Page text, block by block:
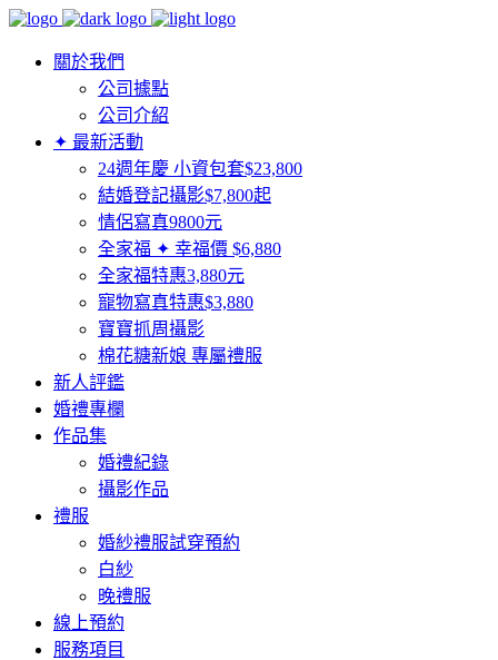
關於我們
公司據點
公司介紹
✦ 最新活動
24週年慶 小資包套$23,800
結婚登記攝影$7,800起
情侶寫真9800元
全家福 ✦ 幸福價 $6,880
全家福特惠3,880元
寵物寫真特惠$3,880
寶寶抓周攝影
棉花糖新娘 專屬禮服
新人評鑑
婚禮專欄
作品集
婚禮紀錄
攝影作品
禮服
婚紗禮服試穿預約
白紗
晚禮服
線上預約
服務項目